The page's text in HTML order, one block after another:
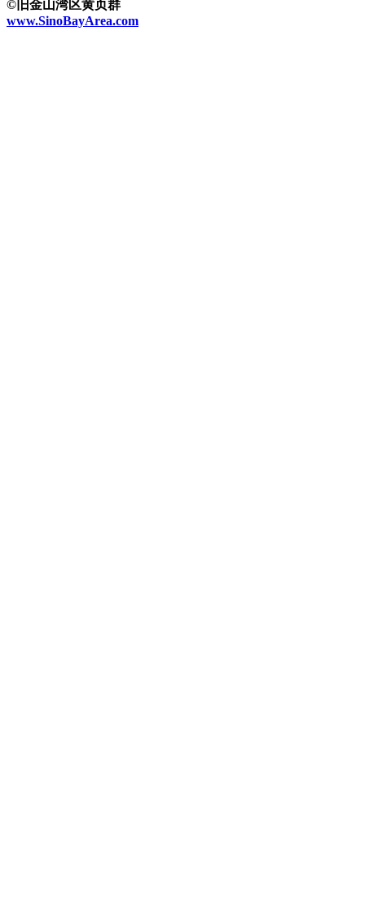
©旧金山湾区黄页群
www.SinoBayArea.com